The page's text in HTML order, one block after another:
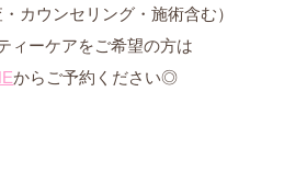
カウンセリング・施術含む）
ィーケアをご希望の方は
からご予約ください◎